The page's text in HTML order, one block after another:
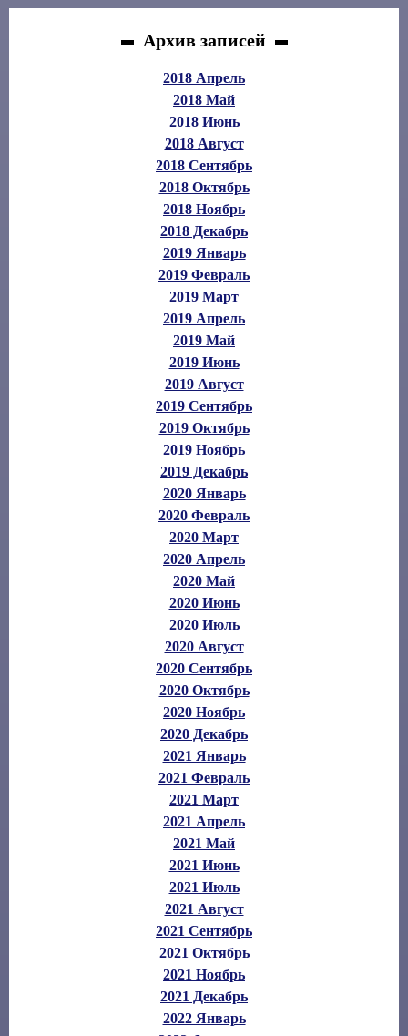
Архив записей
2018 Апрель
2018 Май
2018 Июнь
2018 Август
2018 Сентябрь
2018 Октябрь
2018 Ноябрь
2018 Декабрь
2019 Январь
2019 Февраль
2019 Март
2019 Апрель
2019 Май
2019 Июнь
2019 Август
2019 Сентябрь
2019 Октябрь
2019 Ноябрь
2019 Декабрь
2020 Январь
2020 Февраль
2020 Март
2020 Апрель
2020 Май
2020 Июнь
2020 Июль
2020 Август
2020 Сентябрь
2020 Октябрь
2020 Ноябрь
2020 Декабрь
2021 Январь
2021 Февраль
2021 Март
2021 Апрель
2021 Май
2021 Июнь
2021 Июль
2021 Август
2021 Сентябрь
2021 Октябрь
2021 Ноябрь
2021 Декабрь
2022 Январь